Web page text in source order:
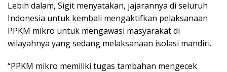
Lebih dalam, Sigit menyatakan, jajarannya di seluruh
Indonesia untuk kembali mengaktifkan pelaksanaan
PPKM mikro untuk mengawasi masyarakat di
wilayahnya yang sedang melaksanaan isolasi mandiri.
“PPKM mikro memiliki tugas tambahan mengecek